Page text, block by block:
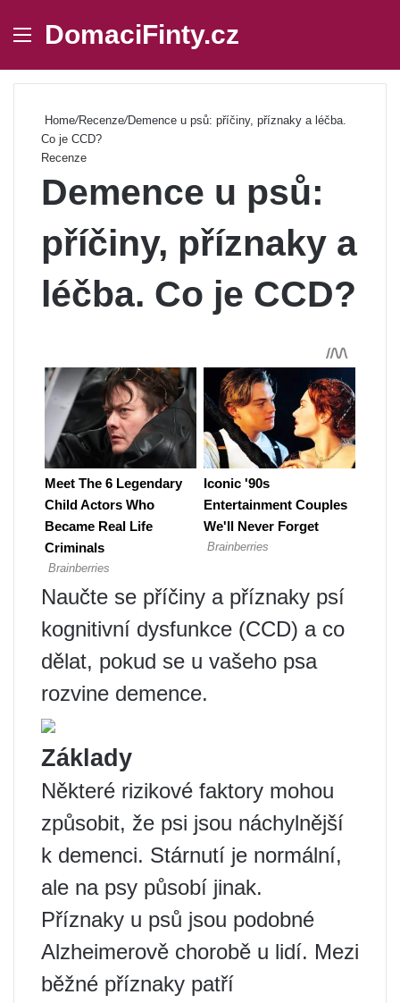
Menu
DomaciFinty.cz
Home/Recenze/Demence u psů: příčiny, příznaky a léčba.
Co je CCD?
Recenze
Demence u psů:
příčiny, příznaky a
léčba. Co je CCD?
Naučte se příčiny a příznaky psí
kognitivní dysfunkce (CCD) a co
dělat, pokud se u vašeho psa
rozvine demence.
Základy
Některé rizikové faktory mohou
způsobit, že psi jsou náchylnější
k demenci. Stárnutí je normální,
ale na psy působí jinak.
Příznaky u psů jsou podobné
Alzheimerově chorobě u lidí. Mezi
běžné příznaky patří